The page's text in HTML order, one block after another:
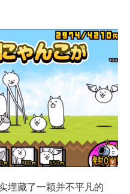
埋藏了一颗并不平凡的